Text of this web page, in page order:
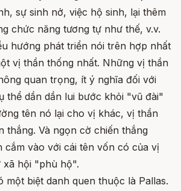
sự sinh nở, việc hộ sinh, lại thêm
chức năng tương tự như thế, v.v.
hướng phát triển nói trên hợp nhất
vị thần thống nhất. Những vị thần
quan trọng, ít ý nghĩa đối với
thể dần dần lui bước khỏi "vũ đài"
tên nó lại cho vị khác, vị thần
thắng. Và ngọn cờ chiến thắng
cắm vào với cái tên vốn có của vị
hội "phù hộ".
một biệt danh quen thuộc là Pallas.